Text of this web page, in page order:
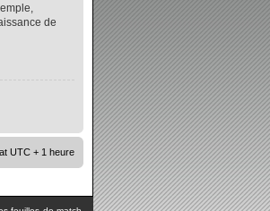
de
UTC + 1 heure